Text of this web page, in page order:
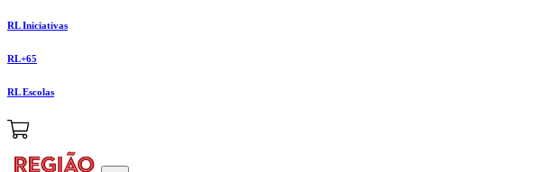
RL Iniciativas
RL+65
RL Escolas